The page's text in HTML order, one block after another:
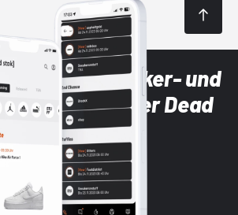
Sneaker- und
Brands mit der Dead